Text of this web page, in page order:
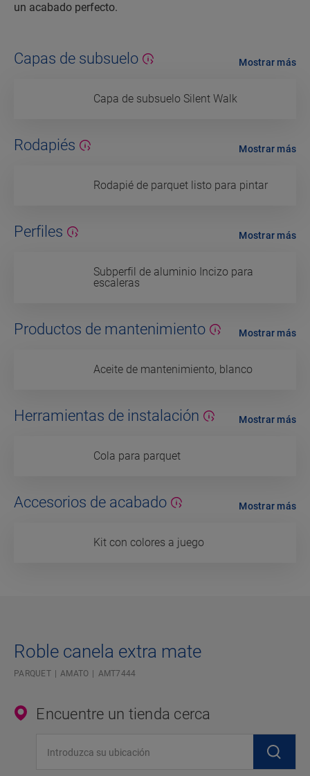
un acabado perfecto.
Capas de subsuelo
Capa de subsuelo Silent Walk
Mostrar más
Rodapiés
Rodapié de parquet listo para pintar
Mostrar más
Perfiles
Subperfil de aluminio Incizo para
escaleras
Mostrar más
Productos de mantenimiento
Aceite de mantenimiento, blanco
Mostrar más
Herramientas de instalación
Cola para parquet
Mostrar más
Accesorios de acabado
Kit con colores a juego
Mostrar más
Roble canela extra mate
PARQUET AMATO AMT7444
Encuentre un tienda cerca